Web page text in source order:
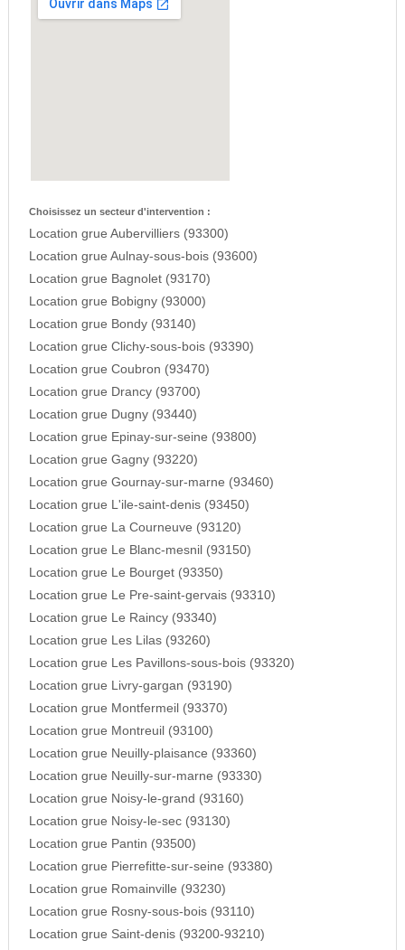
Choisissez un secteur d'intervention :
Location grue Aubervilliers (93300)
Location grue Aulnay-sous-bois (93600)
Location grue Bagnolet (93170)
Location grue Bobigny (93000)
Location grue Bondy (93140)
Location grue Clichy-sous-bois (93390)
Location grue Coubron (93470)
Location grue Drancy (93700)
Location grue Dugny (93440)
Location grue Epinay-sur-seine (93800)
Location grue Gagny (93220)
Location grue Gournay-sur-marne (93460)
Location grue L'ile-saint-denis (93450)
Location grue La Courneuve (93120)
Location grue Le Blanc-mesnil (93150)
Location grue Le Bourget (93350)
Location grue Le Pre-saint-gervais (93310)
Location grue Le Raincy (93340)
Location grue Les Lilas (93260)
Location grue Les Pavillons-sous-bois (93320)
Location grue Livry-gargan (93190)
Location grue Montfermeil (93370)
Location grue Montreuil (93100)
Location grue Neuilly-plaisance (93360)
Location grue Neuilly-sur-marne (93330)
Location grue Noisy-le-grand (93160)
Location grue Noisy-le-sec (93130)
Location grue Pantin (93500)
Location grue Pierrefitte-sur-seine (93380)
Location grue Romainville (93230)
Location grue Rosny-sous-bois (93110)
Location grue Saint-denis (93200-93210)